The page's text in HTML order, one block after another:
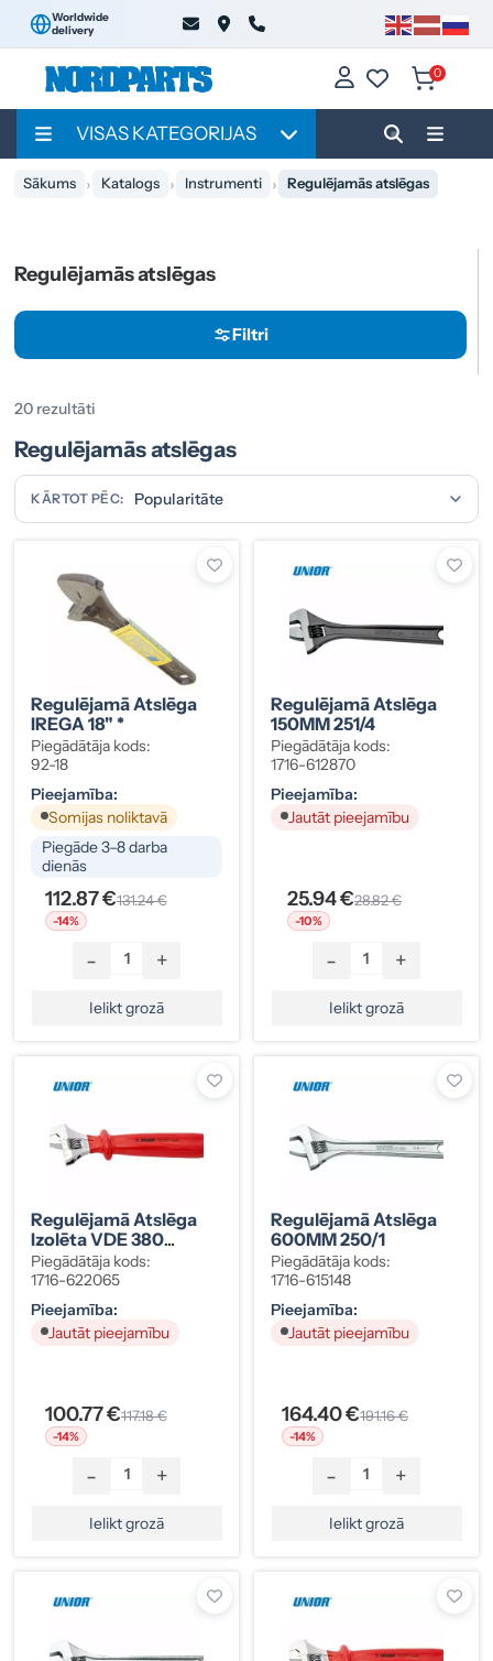
Worldwide
delivery
0
VISAS KATEGORIJAS
Sākums Katalogs Instrumenti Regulējamās atslēgas
Regulējamās atslēgas
Filtri
20 rezultāti
Regulējamās atslēgas
KĀRTOT PĒC:
Regulējamā Atslēga
IREGA 18" *
Piegādātāja kods:
92-18
Pieejamība:
Somijas noliktavā
Piegāde 3–8 darba
dienās
112.87 €131.24 €
-14%
- +
Ielikt grozā
Regulējamā Atslēga
150MM 251/4
Piegādātāja kods:
1716-612870
Pieejamība:
Jautāt pieejamību
25.94 €28.82 €
-10%
- +
Ielikt grozā
Regulējamā Atslēga
Izolēta VDE 380
250/1VDEDP
Piegādātāja kods:
1716-622065
Pieejamība:
Jautāt pieejamību
100.77 €117.18 €
-14%
- +
Ielikt grozā
Regulējamā Atslēga
600MM 250/1
Piegādātāja kods:
1716-615148
Pieejamība:
Jautāt pieejamību
164.40 €191.16 €
-14%
- +
Ielikt grozā